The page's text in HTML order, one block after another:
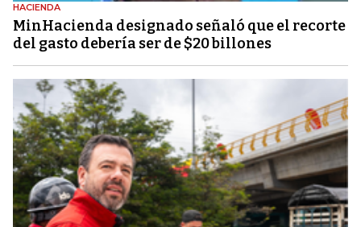
HACIENDA
MinHacienda designado señaló que el recorte
del gasto debería ser de $20 billones